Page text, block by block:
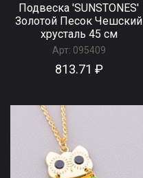
Подвеска 'SUNSTONES'
Золотой Песок Чешский
хрусталь 45 см
Арт: 095409
813.71 ₽